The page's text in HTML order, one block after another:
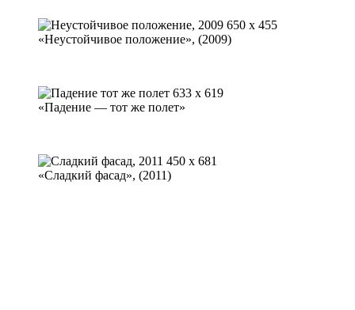
«Неустойчивое положение», (2009)
«Падение — тот же полет»
«Сладкий фасад», (2011)